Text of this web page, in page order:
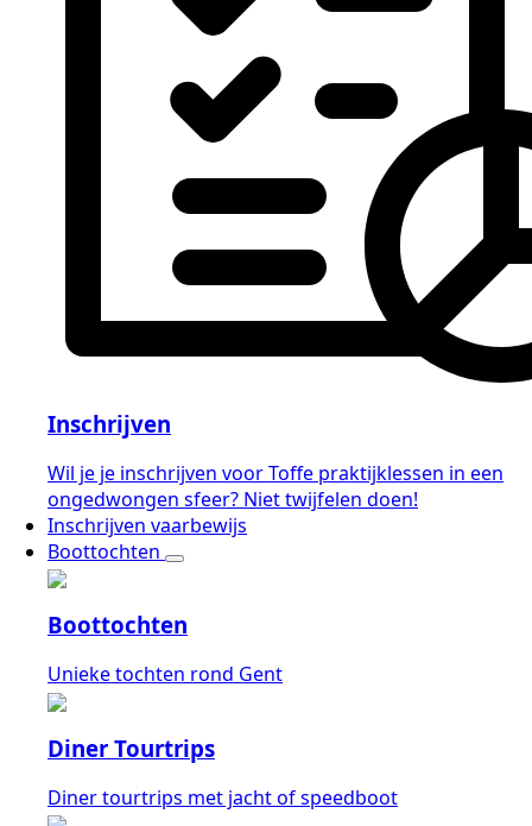
Inschrijven
Wil je je inschrijven voor Toffe praktijklessen in een
ongedwongen sfeer? Niet twijfelen doen!
Inschrijven vaarbewijs
Boottochten
Boottochten
Unieke tochten rond Gent
Diner Tourtrips
Diner tourtrips met jacht of speedboot